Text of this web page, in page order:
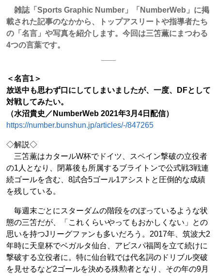
雑誌「Sports Graphic Number」「NumberWeb」に掲
載された記事のなかから、トップアスリートや指導者たち
の「名言」や写真を紹介します。今回は三笘薫にまつわる
4つの言葉です。
＜名言1＞
放送中も思わず口にしてしまいましたが、一度、DFとして
対戦してみたい。
（水沼貴史／NumberWeb 2021年3月4日配信）
https://number.bunshun.jp/articles/-/847265
◇解説◇
三笘薫はカタールW杯でドイツ、スペイン撃破の立役者
の1人となり、閉幕後も所属するブライトンで公式戦3戦連
続ゴールを含む、8試合5ゴール1アシストと圧倒的な成績
を残している。
毎週末ごとにスターダムの階段をのぼっているような状
態の三笘だが、「これくらいやってもおかしくない」との
思いを持つJリーグファンも多いだろう。2017年、筑波大2
年時に天皇杯でベガルタ仙台、アビスパ福岡を立て続けに
撃破する立役者に。特に仙台戦では代名詞のドリブル突破
を見せるなど2ゴールを決める殊勲者となり、その年の9月